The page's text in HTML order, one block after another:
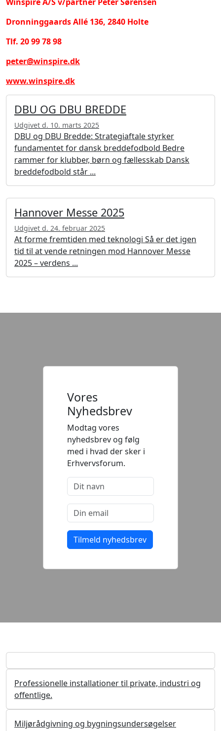
Dronninggaards Allé 136, 2840 Holte
Tlf. 20 99 78 98
peter@winspire.dk
www.winspire.dk
DBU OG DBU BREDDE
Udgivet d. 10. marts 2025
DBU og DBU Bredde: Strategiaftale styrker
fundamentet for dansk breddefodbold Bedre
rammer for klubber, børn og fællesskab Dansk
breddefodbold står ...
Hannover Messe 2025
Udgivet d. 24. februar 2025
At forme fremtiden med teknologi Så er det igen
tid til at vende retningen mod Hannover Messe
2025 – verdens ...
Vores
Nyhedsbrev
Modtag vores
nyhedsbrev og følg
med i hvad der sker i
Erhvervsforum.
Professionelle installationer til private, industri og
offentlige.
Miljørådgivning og bygningsundersøgelser